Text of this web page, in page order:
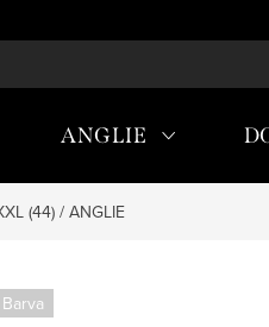
ANGLIE
(44) / ANGLIE
Barva